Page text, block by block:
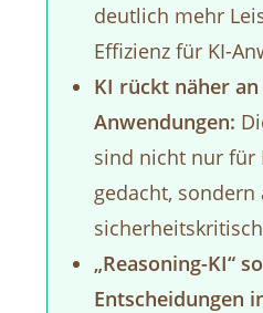
deutlich mehr
Effizienz für KI-
KI rückt näher
Anwendungen:
sind nicht nur für
gedacht, sondern
„Reasoning-KI“
Entscheidungen